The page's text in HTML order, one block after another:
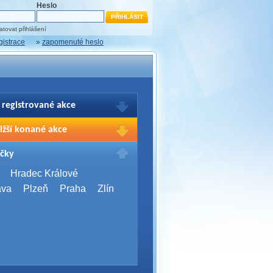
Heslo
přihlášení
» zapomenuté heslo
registrované akce
Vašich registrací na akce
přihlašte.
konané akce
2026
Brno
Server Bootcamp 2026
Hradec Králové
Plzeň Praha Zlín